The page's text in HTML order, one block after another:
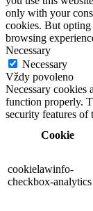
only with your
cookies. But
browsing
Necessary
Necessary
Vždy povoleno
Necessary cookies
function properly.
security features of
Cookie
cookielawinfo-
checkbox-analytics